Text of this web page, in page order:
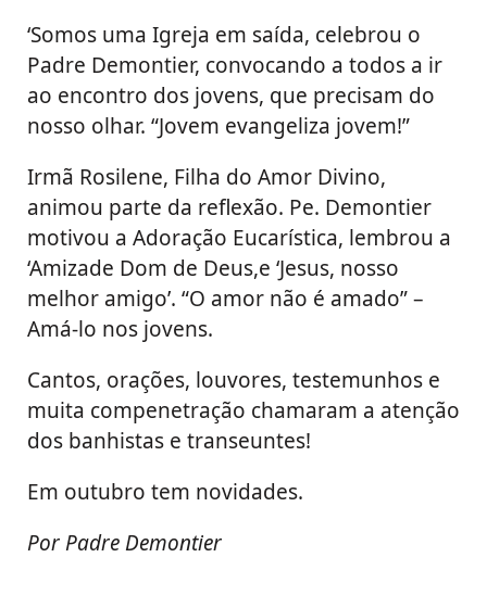
‘Somos uma Igreja em saída, celebrou o
Padre Demontier, convocando a todos a ir
ao encontro dos jovens, que precisam do
nosso olhar. “Jovem evangeliza jovem!”
Irmã Rosilene, Filha do Amor Divino,
animou parte da reflexão. Pe. Demontier
motivou a Adoração Eucarística, lembrou a
‘Amizade Dom de Deus,e ‘Jesus, nosso
melhor amigo’. “O amor não é amado” –
Amá-lo nos jovens.
Cantos, orações, louvores, testemunhos e
muita compenetração chamaram a atenção
dos banhistas e transeuntes!
Em outubro tem novidades.
Por Padre Demontier